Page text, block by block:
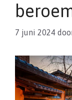
7 juni 2024